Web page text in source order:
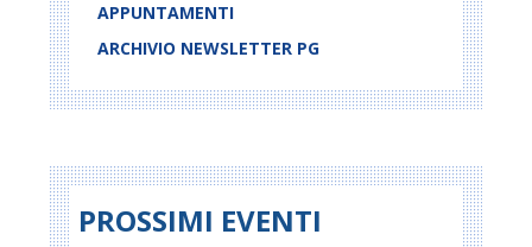
APPUNTAMENTI
ARCHIVIO NEWSLETTER PG
PROSSIMI EVENTI